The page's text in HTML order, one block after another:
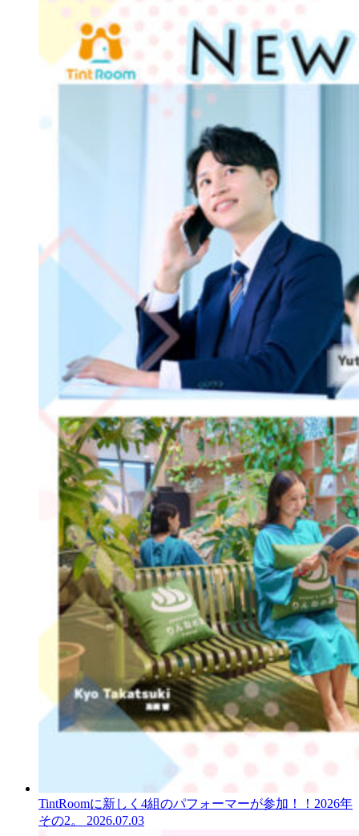
TintRoomに新しく4組のパフォーマーが参加！！2026年
その2。
2026.07.03